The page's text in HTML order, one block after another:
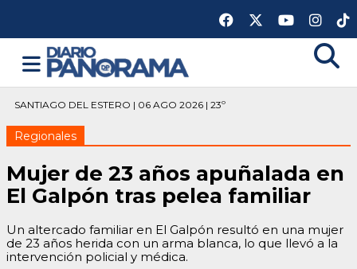
SANTIAGO DEL ESTERO | 06 AGO 2026 | 23º
Regionales
Mujer de 23 años apuñalada en
El Galpón tras pelea familiar
Un altercado familiar en El Galpón resultó en una mujer
de 23 años herida con un arma blanca, lo que llevó a la
intervención policial y médica.